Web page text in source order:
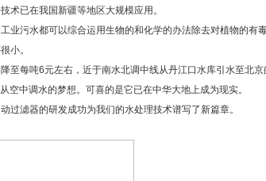
术已在我国新疆等地区大规模应用。
业污水都可以综合运用生物的和化学的办法除去对植物的有
小。
至每吨6元左右，近于南水北调中线从丹江口水库引水至北
空中调水的梦想。可喜的是它已在中华大地上成为现实。
过滤器的研发成功为我们的水处理技术谱写了新篇章。